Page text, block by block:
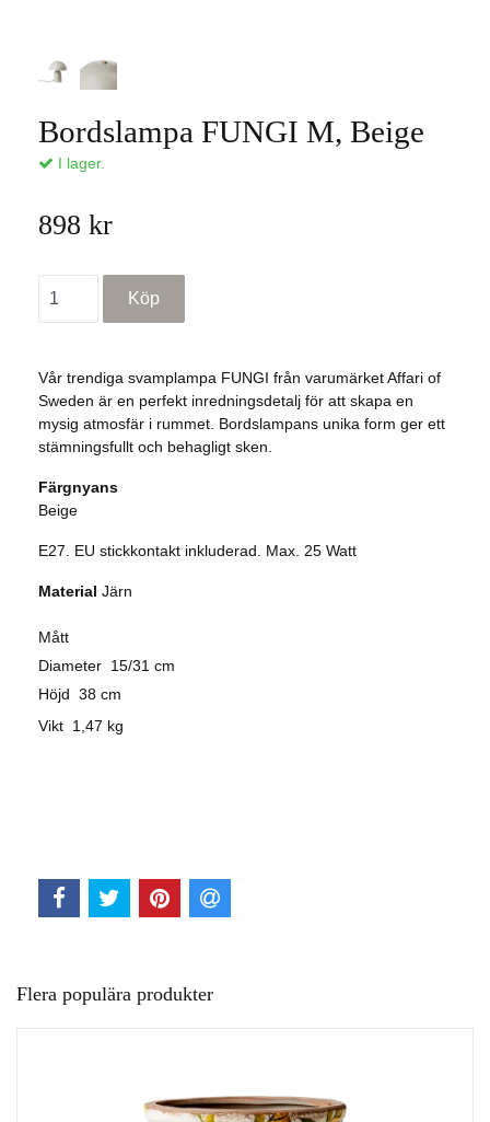
Bordslampa FUNGI M, Beige
I lager.
898 kr
Vår trendiga svamplampa FUNGI från varumärket Affari of
Sweden är en perfekt inredningsdetalj för att skapa en
mysig atmosfär i rummet. Bordslampans unika form ger ett
stämningsfullt och behagligt sken.
Färgnyans
Beige
E27. EU stickkontakt inkluderad. Max. 25 Watt
Material Järn
Mått
Diameter 15/31 cm
Höjd 38 cm
Vikt 1,47 kg
Flera populära produkter